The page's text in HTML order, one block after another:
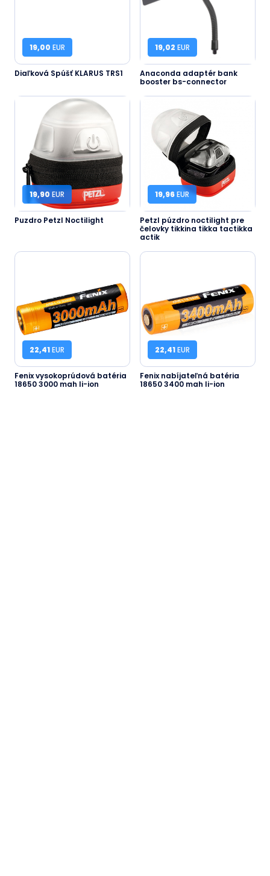
19,00 EUR
Diaľková Spúšť KLARUS TRS1
19,02 EUR
Anaconda adaptér bank
booster bs-connector
19,90 EUR
Puzdro Petzl Noctilight
19,96EUR
Petzl púzdro noctilight pre
čelovky tikkina tikka tactikka
actik
22,41EUR
Fenix vysokoprúdová batéria
18650 3000 mah li-ion
22,41EUR
Fenix nabíjateľná batéria
18650 3400 mah li-ion